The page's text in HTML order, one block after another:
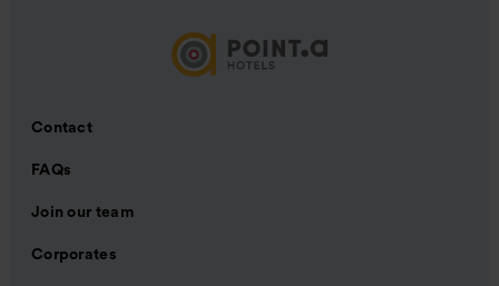
Contact
FAQs
Join our team
Corporates